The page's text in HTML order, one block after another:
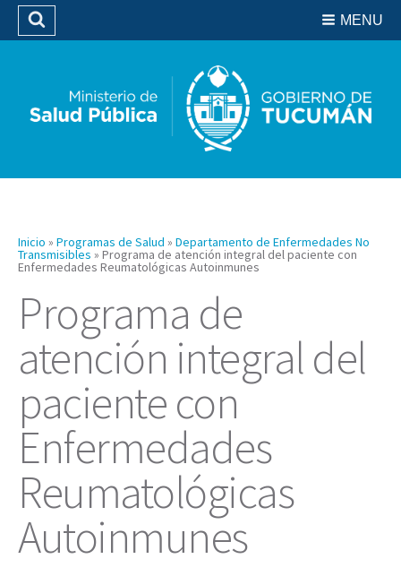
Biblioteca
MENU
Buscar
Inicio » Programas de Salud » Departamento de Enfermedades No
Transmisibles » Programa de atención integral del paciente con
Enfermedades Reumatológicas Autoinmunes
Programa de
atención integral del
paciente con
Enfermedades
Reumatológicas
Autoinmunes